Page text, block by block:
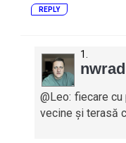
REPLY
@Leo: fiecare
vecine și terasă